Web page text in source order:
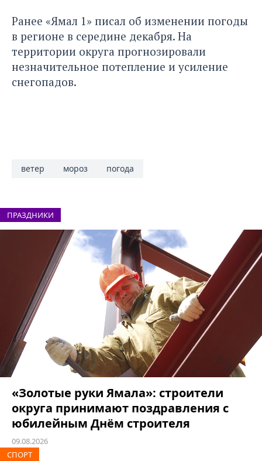
Ранее «Ямал 1» писал об изменении погоды
в регионе в середине декабря. На
территории округа прогнозировали
незначительное потепление и усиление
снегопадов.
ветер мороз погода
ПРАЗДНИКИ
«Золотые руки Ямала»: строители
округа принимают поздравления с
юбилейным Днём строителя
09.08.2026
СПОРТ